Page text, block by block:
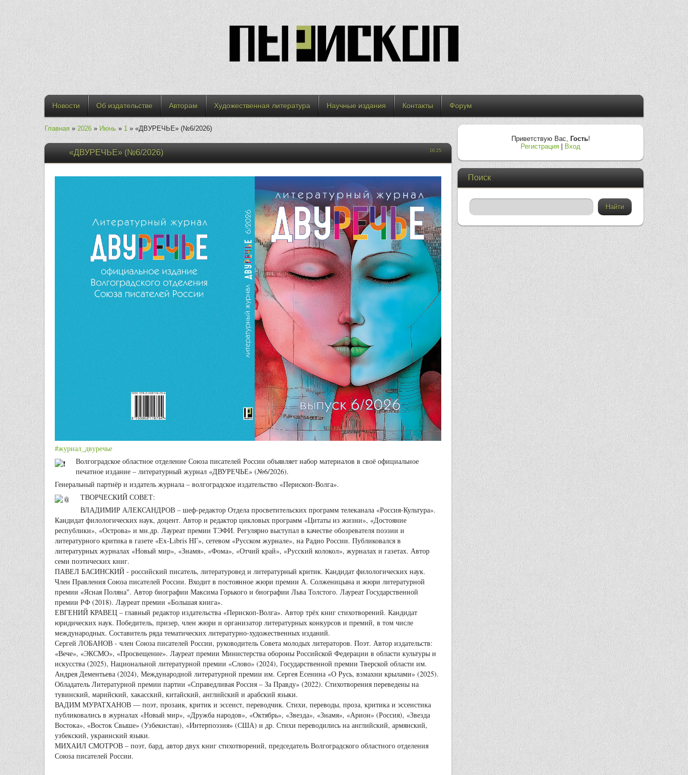
Новости Об издательстве Авторам Художественная литература Научные издания Контакты Форум
Главная »2026 » Июнь » 1 » «ДВУРЕЧЬЕ» (№6/2026)
16:25
«ДВУРЕЧЬЕ» (№6/2026)
#журнал_двуречье
Волгоградское областное отделение Союза писателей России объявляет набор материалов в своё официальное
печатное издание – литературный журнал «ДВУРЕЧЬЕ» (№6/2026).
Генеральный партнёр и издатель журнала – волгоградское издательство «Перископ-Волга».
ТВОРЧЕСКИЙ СОВЕТ:
ВЛАДИМИР АЛЕКСАНДРОВ – шеф-редактор Отдела просветительских программ телеканала «Россия-Культура».
Кандидат филологических наук, доцент. Автор и редактор цикловых программ «Цитаты из жизни», «Достояние
республики», «Острова» и мн.др. Лауреат премии ТЭФИ. Регулярно выступал в качестве обозревателя поэзии и
литературного критика в газете «Ex-Libris НГ», сетевом «Русском журнале», на Радио России. Публиковался в
литературных журналах «Новый мир», «Знамя», «Фома», «Отчий край», «Русский колокол», журналах и газетах. Автор
семи поэтических книг.
ПАВЕЛ БАСИНСКИЙ - российский писатель, литературовед и литературный критик. Кандидат филологических наук.
Член Правления Союза писателей России. Входит в постоянное жюри премии А. Солженицына и жюри литературной
премии «Ясная Поляна". Автор биографии Максима Горького и биографии Льва Толстого. Лауреат Государственной
премии РФ (2018). Лауреат премии «Большая книга».
ЕВГЕНИЙ КРАВЕЦ – главный редактор издательства «Перископ-Волга». Автор трёх книг стихотворений. Кандидат
юридических наук. Победитель, призер, член жюри и организатор литературных конкурсов и премий, в том числе
международных. Составитель ряда тематических литературно-художественных изданий.
Сергей ЛОБАНОВ - член Союза писателей России, руководитель Совета молодых литераторов. Поэт. Автор издательств:
«Вече», «ЭКСМО», «Просвещение». Лауреат премии Министерства обороны Российской Федерации в области культуры и
искусства (2025), Национальной литературной премии «Слово» (2024), Государственной премии Тверской области им.
Андрея Дементьева (2024), Международной литературной премии им. Сергея Есенина «О Русь, взмахни крылами» (2025).
Обладатель Литературной премии партии «Справедливая Россия – За Правду» (2022). Стихотворения переведены на
тувинский, марийский, хакасский, китайский, английский и арабский языки.
ВАДИМ МУРАТХАНОВ — поэт, прозаик, критик и эссеист, переводчик. Стихи, переводы, проза, критика и эссеистика
публиковались в журналах «Новый мир», «Дружба народов», «Октябрь», «Звезда», «Знамя», «Арион» (Россия), «Звезда
Востока», «Восток Свыше» (Узбекистан), «Интерпоэзия» (США) и др. Стихи переводились на английский, армянский,
узбекский, украинский языки.
МИХАИЛ СМОТРОВ – поэт, бард, автор двух книг стихотворений, председатель Волгоградского областного отделения
Союза писателей России.
Приветствую Вас, Гость!
Регистрация
Вход
Поиск